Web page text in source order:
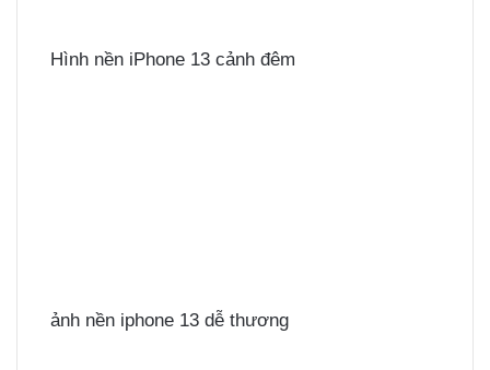
Hình nền iPhone 13 cảnh đêm
ảnh nền iphone 13 dễ thương